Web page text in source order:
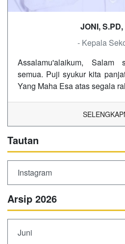
JONI, S.PD,
- Kepala
Assalamu'alaikum, Salam
semua. Puji syukur kita
Yang Maha Esa atas segala
Tautan
Instagram
Arsip 2026
Juni